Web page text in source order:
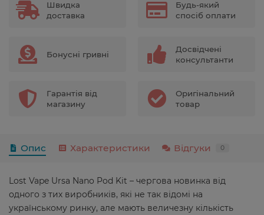
Швидка
доставка
Будь-який
спосіб оплати
Бонусні гривні
Досвідчені
консультанти
Гарантія від
магазину
Оригінальний
товар
Опис Характеристики Відгуки 0
Lost Vape Ursa Nano Pod Kit – чергова новинка від
одного з тих виробників, які не так відомі на
українському ринку, але мають величезну кількість